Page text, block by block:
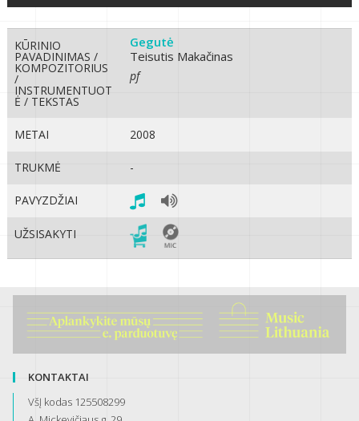
KŪRINIO
PAVADINIMAS /
KOMPOZITORIUS
/
INSTRUMENTUOT
Ė / TEKSTAS
Gegutė
Teisutis Makačinas
pf
METAI 2008
TRUKMĖ -
PAVYZDŽIAI
UŽSISAKYTI
KONTAKTAI
VšĮ kodas 125508299